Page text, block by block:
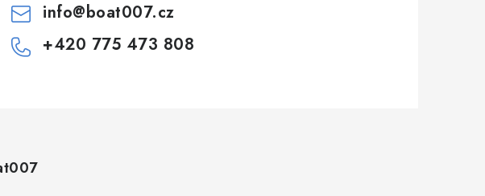
info@boat007.cz
+420 775 473 808